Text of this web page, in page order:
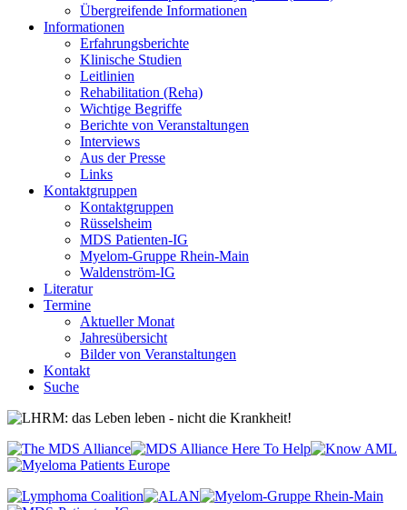
Übergreifende Informationen
Informationen
Erfahrungsberichte
Klinische Studien
Leitlinien
Rehabilitation (Reha)
Wichtige Begriffe
Berichte von Veranstaltungen
Interviews
Aus der Presse
Links
Kontaktgruppen
Kontaktgruppen
Rüsselsheim
MDS Patienten-IG
Myelom-Gruppe Rhein-Main
Waldenström-IG
Literatur
Termine
Aktueller Monat
Jahresübersicht
Bilder von Veranstaltungen
Kontakt
Suche